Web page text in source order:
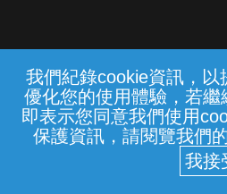
我們紀錄cookie資訊，以
優化您的使用體驗，若繼
即表示您同意我們使用
保護資訊，請閱覽我們
常見問題 線上客服
中華電信股份有限公
(統一編號：